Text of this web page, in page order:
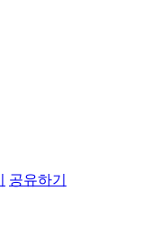
공유하기